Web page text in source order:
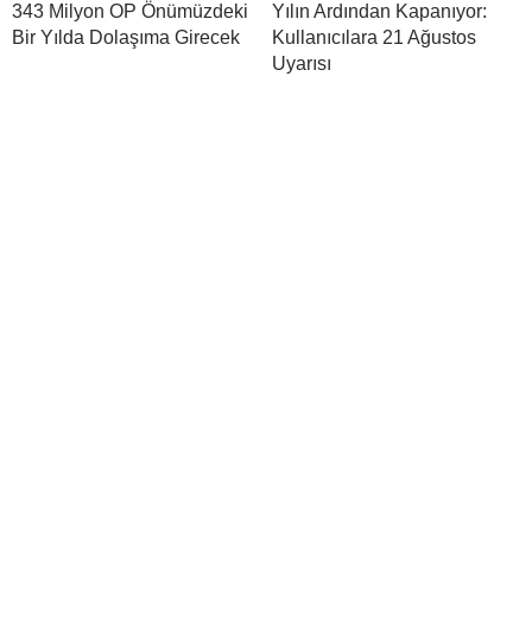
343 Milyon OP Önümüzdeki
Bir Yılda Dolaşıma Girecek
Yılın Ardından Kapanıyor:
Kullanıcılara 21 Ağustos
Uyarısı